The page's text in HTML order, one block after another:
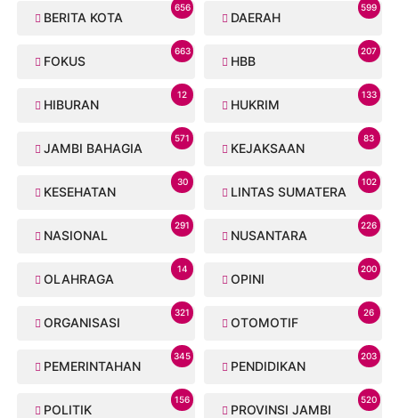
BERITA KOTA
656
DAERAH
599
FOKUS
663
HBB
207
HIBURAN
12
HUKRIM
133
JAMBI BAHAGIA
571
KEJAKSAAN
83
KESEHATAN
30
LINTAS SUMATERA
102
NASIONAL
291
NUSANTARA
226
OLAHRAGA
14
OPINI
200
ORGANISASI
321
OTOMOTIF
26
PEMERINTAHAN
345
PENDIDIKAN
203
POLITIK
156
PROVINSI JAMBI
520